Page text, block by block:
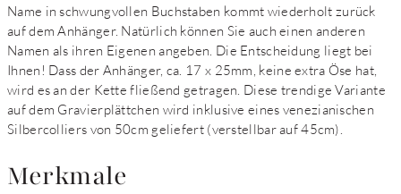
Name in schwungvollen Buchstaben kommt wiederholt zurück
auf dem Anhänger. Natürlich können Sie auch einen anderen
Namen als ihren Eigenen angeben. Die Entscheidung liegt bei
Ihnen! Dass der Anhänger, ca. 17 x 25mm, keine extra Öse hat,
wird es an der Kette fließend getragen. Diese trendige Variante
auf dem Gravierplättchen wird inklusive eines venezianischen
Silbercolliers von 50cm geliefert (verstellbar auf 45cm).
Merkmale